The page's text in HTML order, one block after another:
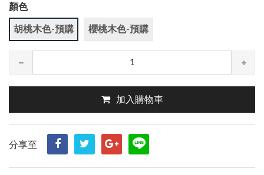
顏色
胡桃木色-預購 櫻桃木色-預購
加入購物車
分享至